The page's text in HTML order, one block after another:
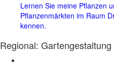
Lernen Sie meine Pflanzen
Pflanzenmärkten im Raum
kennen.
Regional: Gartengestaltung